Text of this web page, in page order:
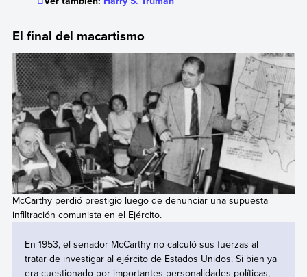
El final del macartismo
McCarthy perdió prestigio luego de denunciar una supuesta
infiltración comunista en el Ejército.
En 1953, el senador McCarthy no calculó sus fuerzas al
tratar de investigar al ejército de Estados Unidos. Si bien ya
era cuestionado por importantes personalidades políticas,